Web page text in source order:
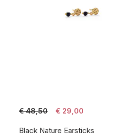
€ 48,50 € 29,00
Black Nature Earsticks